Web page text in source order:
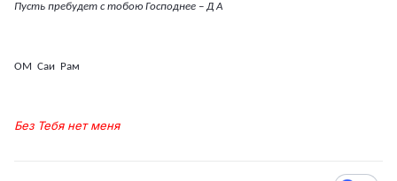
Пусть пребудет с тобою Господнее – Д А
ОМ Саи Рам
Без Тебя нет меня